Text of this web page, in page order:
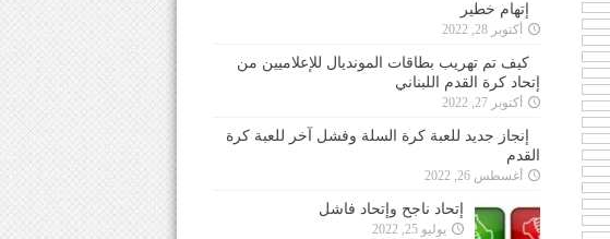
إتهام خطير
أكتوبر 28, 2022
كيف تم تهريب بطاقات المونديال للإعلاميين من
إتحاد كرة القدم اللبناني
أكتوبر 27, 2022
إنجاز جديد للعبة كرة السلة وفشل آخر للعبة كرة
القدم
أغسطس 26, 2022
إتحاد ناجح وإتحاد فاشل
يوليو 25, 2022